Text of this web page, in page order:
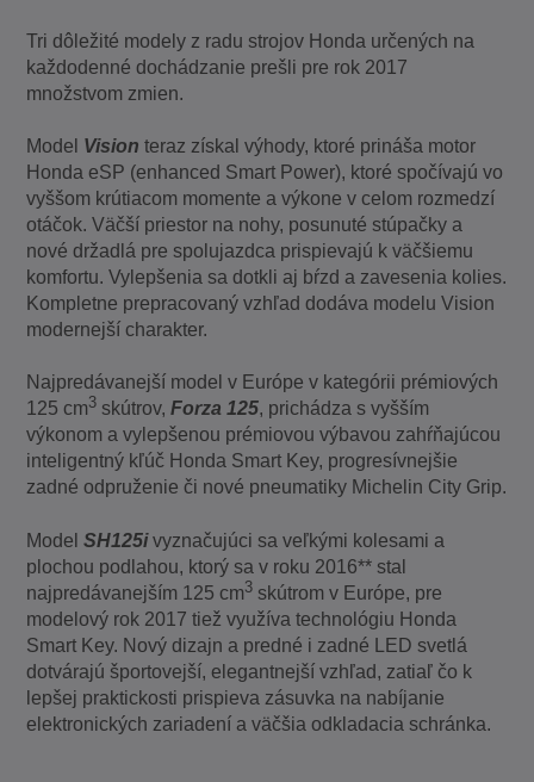
Tri dôležité modely z radu strojov Honda určených na
každodenné dochádzanie prešli pre rok 2017
množstvom zmien.
Model Vision teraz získal výhody, ktoré prináša motor
Honda eSP (enhanced Smart Power), ktoré spočívajú vo
vyššom krútiacom momente a výkone v celom rozmedzí
otáčok. Väčší priestor na nohy, posunuté stúpačky a
nové držadlá pre spolujazdca prispievajú k väčšiemu
komfortu. Vylepšenia sa dotkli aj bŕzd a zavesenia kolies.
Kompletne prepracovaný vzhľad dodáva modelu Vision
modernejší charakter.
Najpredávanejší model v Európe v kategórii prémiových
125 cm3 skútrov,Forza 125, prichádza s vyšším
výkonom a vylepšenou prémiovou výbavou zahŕňajúcou
inteligentný kľúč Honda Smart Key, progresívnejšie
zadné odpruženie či nové pneumatiky Michelin City Grip.
ModelSH125ivyznačujúci sa veľkými kolesami a
plochou podlahou, ktorý sa v roku 2016** stal
najpredávanejším 125 cm3 skútrom v Európe, pre
modelový rok 2017 tiež využíva technológiu Honda
Smart Key. Nový dizajn a predné i zadné LED svetlá
dotvárajú športovejší, elegantnejší vzhľad, zatiaľ čo k
lepšej praktickosti prispieva zásuvka na nabíjanie
elektronických zariadení a väčšia odkladacia schránka.